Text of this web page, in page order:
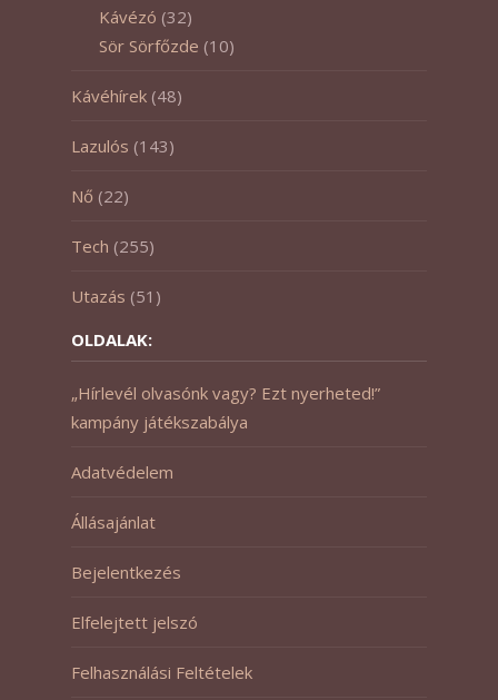
Kávézó (32)
Sör Sörfőzde (10)
Kávéhírek (48)
Lazulós (143)
Nő (22)
Tech (255)
Utazás (51)
OLDALAK:
„Hírlevél olvasónk vagy? Ezt nyerheted!”
kampány játékszabálya
Adatvédelem
Állásajánlat
Bejelentkezés
Elfelejtett jelszó
Felhasználási Feltételek